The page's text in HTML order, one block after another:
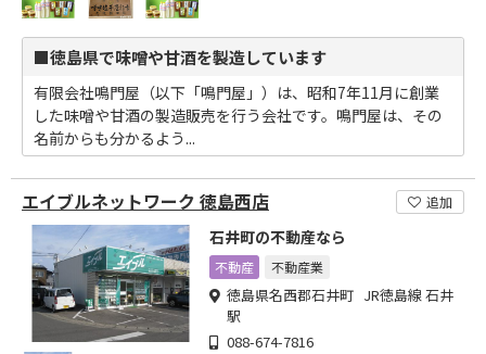
■徳島県で味噌や甘酒を製造しています
有限会社鳴門屋（以下「鳴門屋」）は、昭和7年11月に創業
した味噌や甘酒の製造販売を行う会社です。鳴門屋は、その
名前からも分かるよう...
エイブルネットワーク 徳島西店 追加
石井町の不動産なら
不動産 不動産業
徳島県名西郡石井町 JR徳島線 石井
駅
088-674-7816